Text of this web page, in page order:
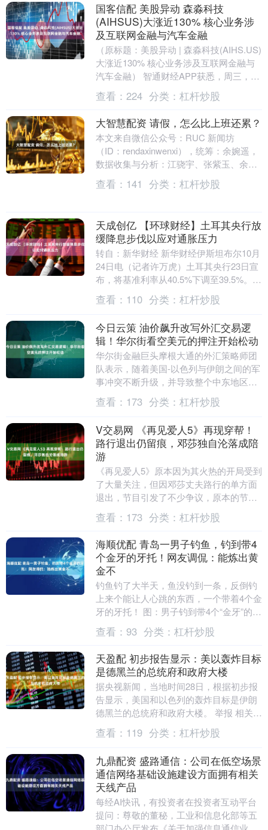
国客信配 美股异动 森淼科技
(AIHSUS)大涨近130% 核心业务涉
及互联网金融与汽车金融
（原标题：美股异动 | 森淼科技(AIHS.US)
大涨近130% 核心业务涉及互联网金融与
汽车金融） 智通财经APP获悉，周三，森
淼科技(AIHS.US)大涨近....
查看： 224 分类： 杠杆炒股
大智慧配资 请假，怎么比上班还累？
本文来自微信公众号：RUC 新闻坊
（ID：rendaxinwenxi），统筹：余婉遥，
数据收集与分析：江骁宇、张紫玉、余婉
遥，可视化：禹琳、周熙然、余婉遥、
胡....
查看： 141 分类： 杠杆炒股
天成创亿 【环球财经】土耳其央行放
缓降息步伐以应对通胀压力
转自：新华财经 新华财经伊斯坦布尔10月
24日电（记者许万虎）土耳其央行23日宣
布，将基准利率从40.5%下调至39.5%。本
轮降息较此前明显放缓，反映出该国通....
查看： 110 分类： 杠杆炒股
今日云策 油价飙升改写外汇交易逻
辑！华尔街看空美元的押注开始松动
华尔街金融巨头摩根大通的外汇策略师团
队表示，随着美国-以色列与伊朗之间的军
事冲突不断升级，并导致整个中东地区原
油与LNG运输大规模受阻，若油价上行带
来的冲击持续....
查看： 173 分类： 杠杆炒股
V交易网 《再见爱人5》再现穿帮！
路行退出仍留痕，邓莎独自沦落成陪
游
《再见爱人5》原本因为其火热的开局受到
了大量关注，但因邓莎丈夫路行的单方面
退出，节目引发了不少争议，原本的节目
框架也因此被打乱。2024年爆红后，节目
迎来了不同....
查看： 173 分类： 杠杆炒股
海顺优配 青岛一男子钓鱼，钓到带4
个金牙的牙托！网友调侃：能炼出黄
金不
钓鱼钓了大半天，鱼没钓到一条，反倒钓
上来个能让人心跳的东西，一个带着4个金
牙的牙托！ 图：男子钓到带4个“金牙”的牙
托 看完真的笑不活又忍不住好奇：这大哥
怕不是....
查看： 93 分类： 杠杆炒股
天盈配 初步报告显示：美以轰炸目标
是德黑兰的总统府和政府大楼
据央视新闻，当地时间28日，根据初步报
告显示，美国和以色列的轰炸目标是伊朗
德黑兰的总统府和政府大楼。 举报 相关阅
读 西安今年预期GDP增长5.5%左右
202....
查看： 119 分类： 杠杆炒股
九鼎配资 盛路通信：公司在低空场景
通信网络基础设施建设方面拥有相关
天线产品
每经AI快讯，有投资者在投资者互动平台
提问：尊敬的董秘，工业和信息化部等五